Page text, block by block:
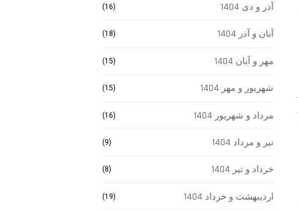
آذر و دی 1404 (16)
آبان و آذر 1404 (18)
مهر و آبان 1404 (15)
شهریور و مهر 1404 (15)
مرداد و شهریور 1404 (16)
تیر و مرداد 1404 (9)
خرداد و تیر 1404 (8)
اردیبهشت و خرداد 1404 (19)